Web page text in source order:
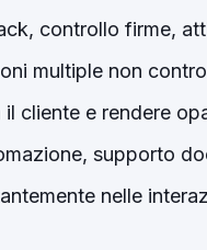
controllo firme,
multiple non
cliente e rendere
supporto
nelle